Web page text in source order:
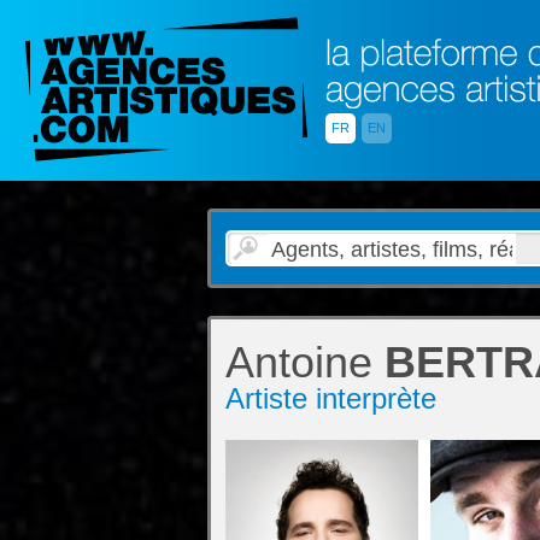
FR EN
Antoine
Artiste interprète